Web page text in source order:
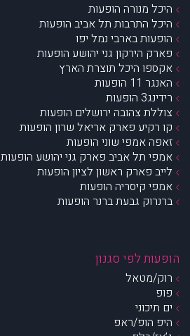
היכל מנורה הופעות
היכל התרבות תל אביב הופעות
הופעות בארבי נמל יפו
פארק הירקון גני יהושע הופעות
אקספו היכל תוצרת הארץ
האנגר 11 הופעות
רידינג3 הופעות
צוללת צהובה ירושלים הופעות
קו רקיע פארק אריאל שרון הופעות
זאפה אמפי שוני הופעות
אמפי תל אביב פארק גני יהושע הופעות
לייב פארק ראשון לציון הופעות
אמפי קיסריה הופעות
ברנרוק גבעת ברנר הופעות
הופעות לפי סגנון
רוק/מטאל
פופ
ים תיכוני
היפ הופ/ראפ